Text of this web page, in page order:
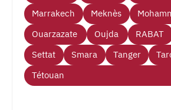
Marrakech
Meknès
Ouarzazate
Oujda RABAT
Settat
Smara Tanger
Tétouan